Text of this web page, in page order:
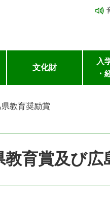
文化財
入
・
教育奨励賞
教育賞及び広